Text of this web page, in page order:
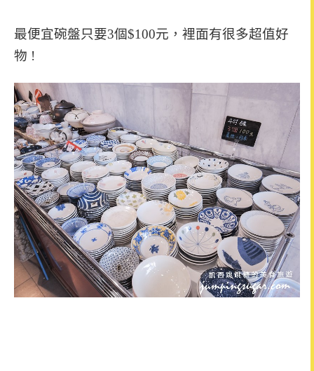
最便宜碗盤只要3個$100元，裡面有很多超值好
物 !